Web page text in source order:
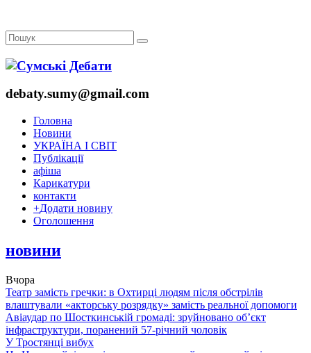
debaty.sumy@gmail.com
Головна
Новини
УКРАЇНА І СВІТ
Публікації
афіша
Карикатури
контакти
+Додати новину
Оголошення
новини
Вчора
Театр замість гречки: в Охтирці людям після обстрілів
влаштували «акторську розрядку» замість реальної допомоги
Авіаудар по Шосткинській громаді: зруйновано об’єкт
інфраструктури, поранений 57-річний чоловік
У Тростянці вибух